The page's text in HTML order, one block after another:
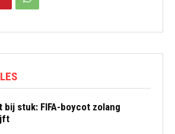
bij stuk: FIFA-boycot zolang